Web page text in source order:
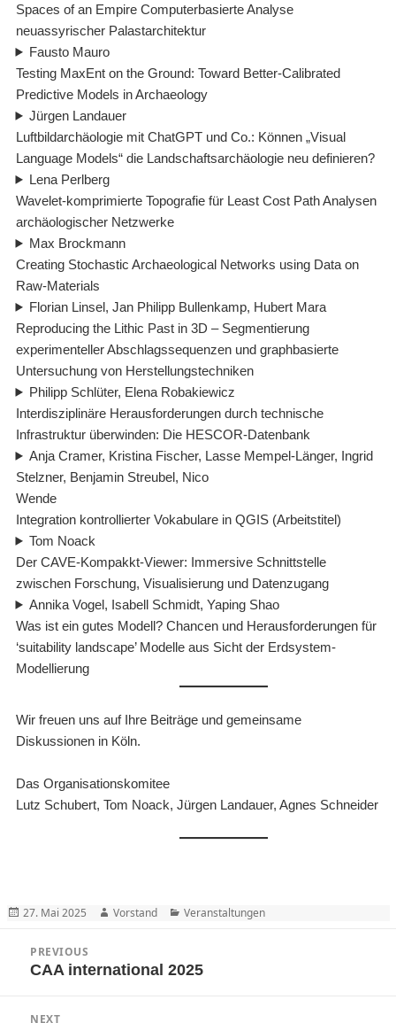
Spaces of an Empire Computerbasierte Analyse
neuassyrischer Palastarchitektur
Fausto Mauro
Testing MaxEnt on the Ground: Toward Better-Calibrated
Predictive Models in Archaeology
Jürgen Landauer
Luftbildarchäologie mit ChatGPT und Co.: Können „Visual
Language Models“ die Landschaftsarchäologie neu definieren?
Lena Perlberg
Wavelet-komprimierte Topografie für Least Cost Path Analysen
archäologischer Netzwerke
Max Brockmann
Creating Stochastic Archaeological Networks using Data on
Raw-Materials
Florian Linsel, Jan Philipp Bullenkamp, Hubert Mara
Reproducing the Lithic Past in 3D – Segmentierung
experimenteller Abschlagssequenzen und graphbasierte
Untersuchung von Herstellungstechniken
Philipp Schlüter, Elena Robakiewicz
Interdisziplinäre Herausforderungen durch technische
Infrastruktur überwinden: Die HESCOR-Datenbank
Anja Cramer, Kristina Fischer, Lasse Mempel-Länger, Ingrid
Stelzner, Benjamin Streubel, Nico
Wende
Integration kontrollierter Vokabulare in QGIS (Arbeitstitel)
Tom Noack
Der CAVE-Kompakkt-Viewer: Immersive Schnittstelle
zwischen Forschung, Visualisierung und Datenzugang
Annika Vogel, Isabell Schmidt, Yaping Shao
Was ist ein gutes Modell? Chancen und Herausforderungen für
‘suitability landscape’ Modelle aus Sicht der Erdsystem-
Modellierung
Wir freuen uns auf Ihre Beiträge und gemeinsame
Diskussionen in Köln.
Das Organisationskomitee
Lutz Schubert, Tom Noack, Jürgen Landauer, Agnes Schneider
Posted
27. Mai 2025 Author
Vorstand Categories
Veranstaltungen
PREVIOUS
Previous
CAA international 2025
NEXT